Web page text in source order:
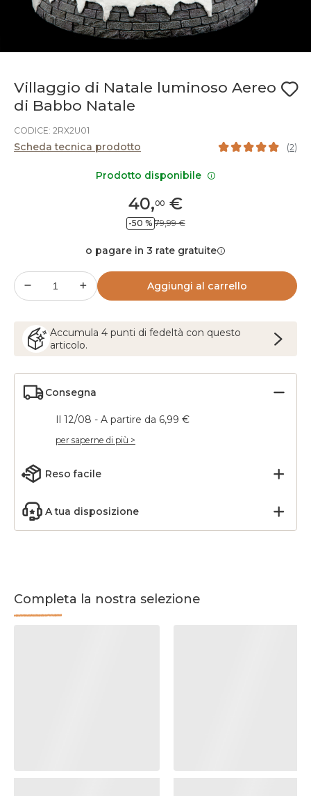
Villaggio di Natale luminoso Aereo
di Babbo Natale
CODICE: 2RX2U01
Scheda tecnica prodotto (2)
40,00 €
-50 % 79,99 €
o pagare in 3 rate gratuite
Aggiungi al carrello
Accumula 4 punti di fedeltà con questo
articolo.
Consegna
Il 12/08 - A partire da 6,99 €
per saperne di più >
Reso facile
A tua disposizione
Completa la nostra selezione